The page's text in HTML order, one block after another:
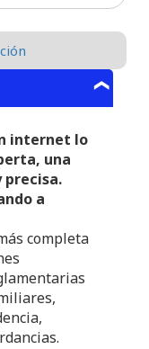
internet lo
una
a
completa